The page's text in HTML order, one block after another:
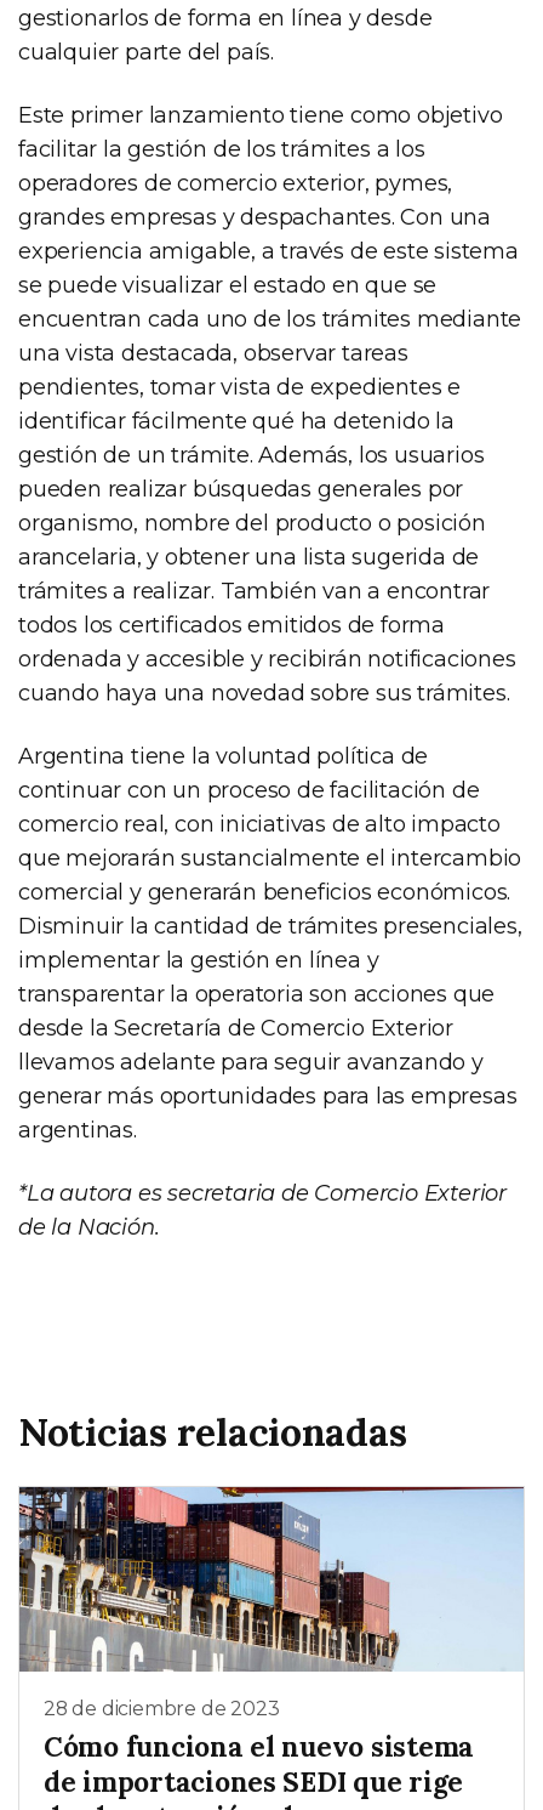
gestionarlos de forma en línea y desde
cualquier parte del país.
Este primer lanzamiento tiene como objetivo
facilitar la gestión de los trámites a los
operadores de comercio exterior, pymes,
grandes empresas y despachantes. Con una
experiencia amigable, a través de este sistema
se puede visualizar el estado en que se
encuentran cada uno de los trámites mediante
una vista destacada, observar tareas
pendientes, tomar vista de expedientes e
identificar fácilmente qué ha detenido la
gestión de un trámite. Además, los usuarios
pueden realizar búsquedas generales por
organismo, nombre del producto o posición
arancelaria, y obtener una lista sugerida de
trámites a realizar. También van a encontrar
todos los certificados emitidos de forma
ordenada y accesible y recibirán notificaciones
cuando haya una novedad sobre sus trámites.
Argentina tiene la voluntad política de
continuar con un proceso de facilitación de
comercio real, con iniciativas de alto impacto
que mejorarán sustancialmente el intercambio
comercial y generarán beneficios económicos.
Disminuir la cantidad de trámites presenciales,
implementar la gestión en línea y
transparentar la operatoria son acciones que
desde la Secretaría de Comercio Exterior
llevamos adelante para seguir avanzando y
generar más oportunidades para las empresas
argentinas.
*La autora es secretaria de Comercio Exterior
de la Nación.
Noticias relacionadas
28 de diciembre de 2023
Cómo funciona el nuevo sistema
de importaciones SEDI que rige